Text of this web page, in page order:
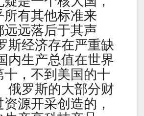
所有其他标准来
远远落后于其声
斯经济存在严重缺
内生产总值在世界
十，不到美国的十
俄罗斯的大部分财
源开采创造的，